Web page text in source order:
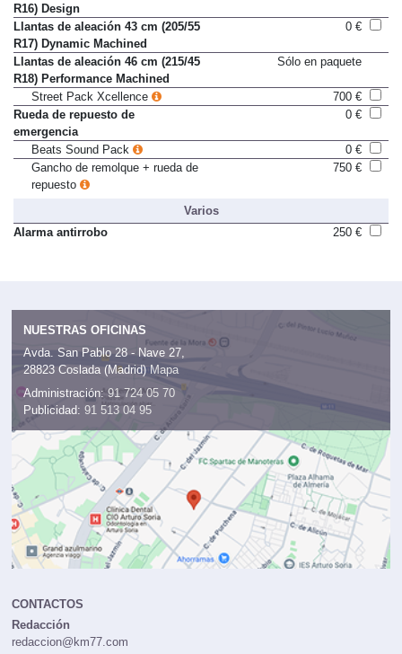
R16) Design
Llantas de aleación 43 cm (205/55
R17) Dynamic Machined
0 €
Llantas de aleación 46 cm (215/45
R18) Performance Machined
Sólo en paquete
Street Pack Xcellence
700 €
Rueda de repuesto de
emergencia
0 €
Beats Sound Pack
0 €
Gancho de remolque + rueda de
repuesto
750 €
Varios
Alarma antirrobo
250 €
NUESTRAS OFICINAS
Avda. San Pablo 28 - Nave 27,
28823 Coslada (Madrid) Mapa
Administración: 91 724 05 70
Publicidad: 91 513 04 95
CONTACTOS
Redacción
redaccion@km77.com